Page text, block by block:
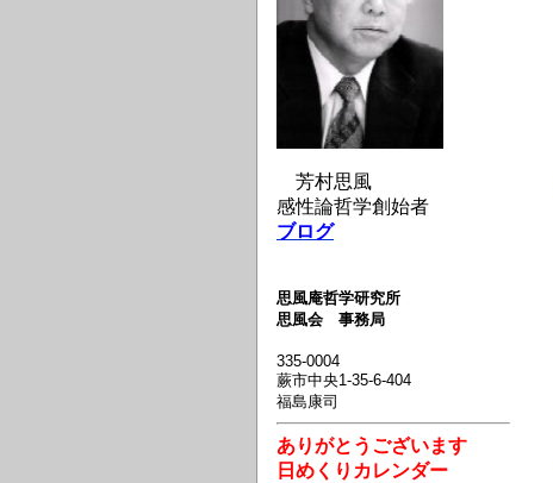
芳村思風
感性論哲学創始者
ブログ
思風庵哲学研究所
思風会 事務局
335-0004
蕨市中央1-35-6-404
福島康司
ありがとうございます
日めくりカレンダー